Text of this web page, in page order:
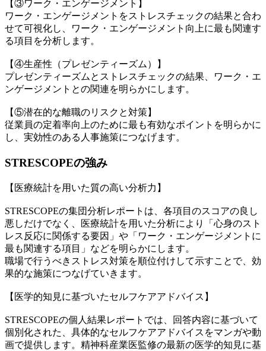
【③ワーク・エンゲージメント】
ワーク・エンゲージメントをストレスチェックの結果と合わ
せて可視化し、ワーク・エンゲージメント向上に最も関連す
る項目を分析します。
【④生産性（プレゼンティーズム）】
プレゼンティーズムとストレスチェックの結果、ワーク・エ
ンゲージメントとの関連を明らかにします。
【⑤潜在的な離職のリスクと対策】
従業員の定着率向上のために最も有効なポイントを明らかに
し、実効性のある人事施策につなげます。
STRESCOPEの強み
【医療統計を用いた質の高い分析力】
STRESCOPEの集団分析レポートは、各項目のスコアの良し
悪しだけでなく、医療統計を用いた分析により「心身のスト
レス反応に関係する要因」や「ワーク・エンゲージメントに
最も関連する項目」などを明らかにします。
職場で行うべきストレス対策を順位付けして示すことで、効
果的な施策につなげていきます。
【医学的知見に基づいたセルフケアアドバイス】
STRESCOPEの個人結果レポートでは、回答内容に基づいて
個別化された、具体的なセルフケアアドバイスをマンガや動
画で提供します。精神科産業医監修の最新の医学的知見に基